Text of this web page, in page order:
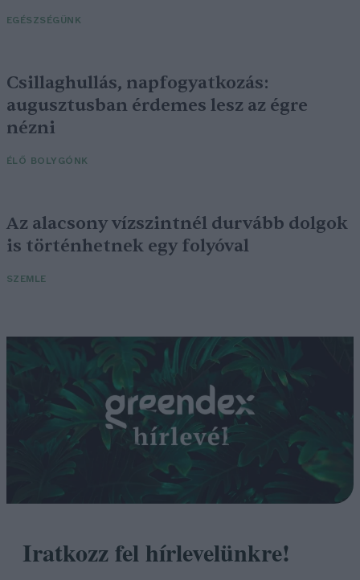
EGÉSZSÉGÜNK
Csillaghullás, napfogyatkozás:
augusztusban érdemes lesz az égre
nézni
ÉLŐ BOLYGÓNK
Az alacsony vízszintnél durvább dolgok
is történhetnek egy folyóval
SZEMLE
Iratkozz fel hírlevelünkre!